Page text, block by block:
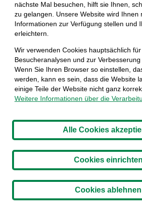
biologischer
Zigarettenbehälter
Bekämpfung der
nächste Mal besuchen, hilft sie Ihnen,
zu gelangen. Unsere Website wird Ihnen
Informationen zur Verfügung stellen und
erleichtern.
Wir verwenden Cookies hauptsächlich
Besucheranalysen und zur Verbesserung
Wenn Sie Ihren Browser so einstellen,
werden, kann es sein, dass die Website
einige Teile der Website nicht ganz
Weitere Informationen über die
Alle Cookies
Cookies einrichten
Cookies ablehnen